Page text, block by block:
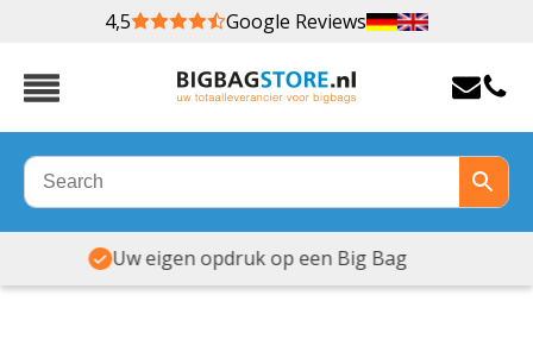
4,5 Google Reviews
Veel maten & soorten op voorraad